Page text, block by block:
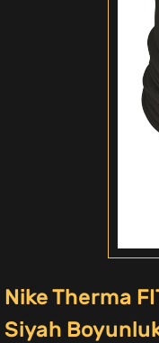
Nike Therma
Siyah